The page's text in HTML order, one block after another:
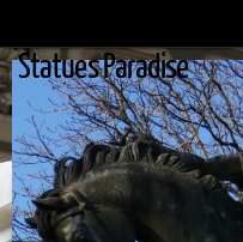
contenu
Statues Paradise